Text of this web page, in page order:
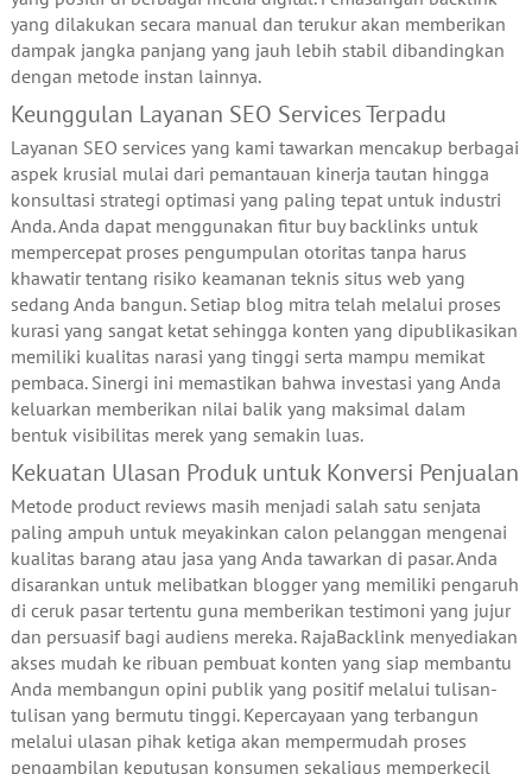
yang dilakukan secara manual dan terukur akan memberikan
dampak jangka panjang yang jauh lebih stabil dibandingkan
dengan metode instan lainnya.
Keunggulan Layanan SEO Services Terpadu
Layanan SEO services yang kami tawarkan mencakup berbagai
aspek krusial mulai dari pemantauan kinerja tautan hingga
konsultasi strategi optimasi yang paling tepat untuk industri
Anda. Anda dapat menggunakan fitur buy backlinks untuk
mempercepat proses pengumpulan otoritas tanpa harus
khawatir tentang risiko keamanan teknis situs web yang
sedang Anda bangun. Setiap blog mitra telah melalui proses
kurasi yang sangat ketat sehingga konten yang dipublikasikan
memiliki kualitas narasi yang tinggi serta mampu memikat
pembaca. Sinergi ini memastikan bahwa investasi yang Anda
keluarkan memberikan nilai balik yang maksimal dalam
bentuk visibilitas merek yang semakin luas.
Kekuatan Ulasan Produk untuk Konversi Penjualan
Metode product reviews masih menjadi salah satu senjata
paling ampuh untuk meyakinkan calon pelanggan mengenai
kualitas barang atau jasa yang Anda tawarkan di pasar. Anda
disarankan untuk melibatkan blogger yang memiliki pengaruh
di ceruk pasar tertentu guna memberikan testimoni yang jujur
dan persuasif bagi audiens mereka. RajaBacklink menyediakan
akses mudah ke ribuan pembuat konten yang siap membantu
Anda membangun opini publik yang positif melalui tulisan-
tulisan yang bermutu tinggi. Kepercayaan yang terbangun
melalui ulasan pihak ketiga akan mempermudah proses
pengambilan keputusan konsumen sekaligus memperkecil